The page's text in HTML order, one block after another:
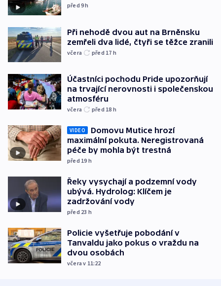
před 9h
Při nehodě dvou aut na Brněnsku
zemřeli dva lidé, čtyři se těžce zranili
včera před 17 h
Účastníci pochodu Pride upozorňují
na trvající nerovnosti i společenskou
atmosféru
včera před 18 h
VIDEO
Domovu Mutice hrozí
maximální pokuta. Neregistrovaná
péče by mohla být trestná
před 19 h
Řeky vysychají a podzemní vody
ubývá. Hydrolog: Klíčem je
zadržování vody
před 23 h
Policie vyšetřuje pobodání v
Tanvaldu jako pokus o vraždu na
dvou osobách
včera v 11:22